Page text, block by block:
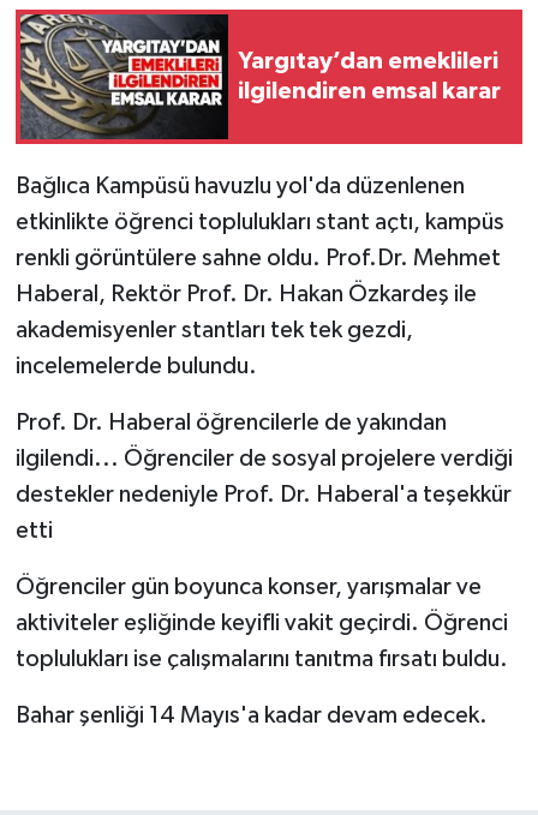
Yargıtay’dan emeklileri
ilgilendiren emsal karar
Bağlıca Kampüsü havuzlu yol'da düzenlenen
etkinlikte öğrenci toplulukları stant açtı, kampüs
renkli görüntülere sahne oldu. Prof.Dr. Mehmet
Haberal, Rektör Prof. Dr. Hakan Özkardeş ile
akademisyenler stantları tek tek gezdi,
incelemelerde bulundu.
Prof. Dr. Haberal öğrencilerle de yakından
ilgilendi... Öğrenciler de sosyal projelere verdiği
destekler nedeniyle Prof. Dr. Haberal'a teşekkür
etti
Öğrenciler gün boyunca konser, yarışmalar ve
aktiviteler eşliğinde keyifli vakit geçirdi. Öğrenci
toplulukları ise çalışmalarını tanıtma fırsatı buldu.
Bahar şenliği 14 Mayıs'a kadar devam edecek.